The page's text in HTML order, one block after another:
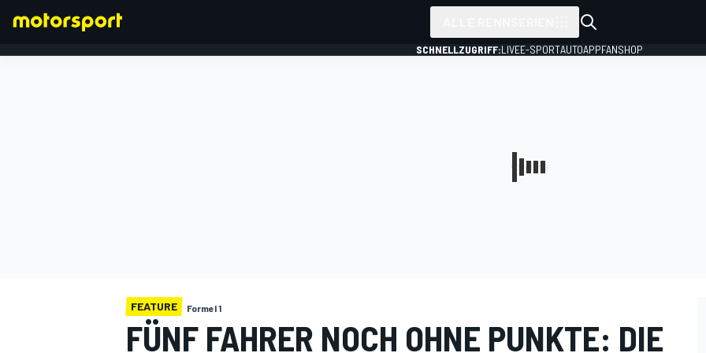
SCHNELLZUGRIFF:LIVEE-SPORTAUTOAPPFANSHOP
FEATURE Formel 1
FÜNF FAHRER NOCH OHNE PUNKTE: DIE